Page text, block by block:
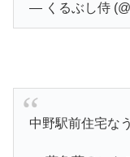
— くるぶし侍
中野駅前住宅な